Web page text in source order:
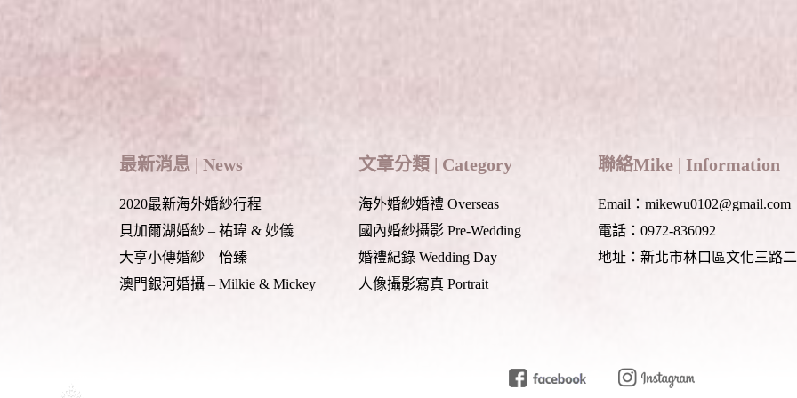
最新消息 | News
2020最新海外婚紗行程
貝加爾湖婚紗 – 祐瑋 & 妙儀
大亨小傳婚紗 – 怡臻
澳門銀河婚攝 – Milkie & Mickey
文章分類 | Category
海外婚紗婚禮 Overseas
國內婚紗攝影 Pre-Wedding
婚禮紀錄 Wedding Day
人像攝影寫真 Portrait
聯絡Mike | Information
Email：mikewu0102@gmail.com
電話：0972-836092
地址：新北市林口區文化三路